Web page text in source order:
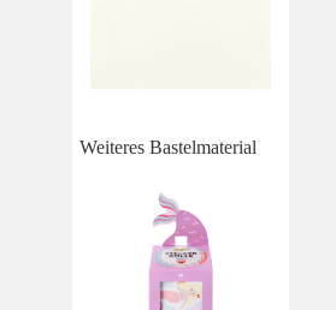
Weiteres Bastelmaterial